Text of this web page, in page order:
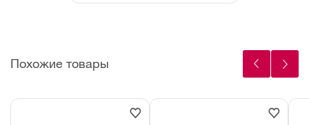
Похожие товары